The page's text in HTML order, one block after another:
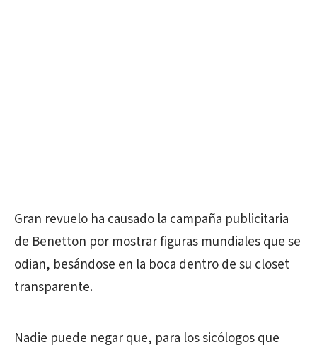
Gran revuelo ha causado la campaña publicitaria
de Benetton por mostrar figuras mundiales que se
odian, besándose en la boca dentro de su closet
transparente.
Nadie puede negar que, para los sicólogos que